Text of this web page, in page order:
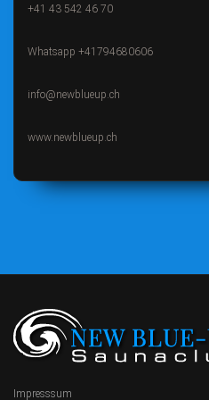
+41 43 542 46 70
Whatsapp +41794680606
info@newblueup.ch
www.newblueup.ch
Impresssum